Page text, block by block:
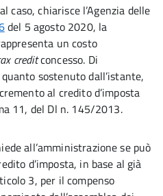
caso, chiarisce l’Agenzia delle
del 5 agosto 2020, la
un costo
creditconcesso. Di
sostenuto dall’istante,
al credito d’imposta
11, del Dl n. 145/2013.
all’amministrazione se può
d’imposta, in base al già
3, per il compenso